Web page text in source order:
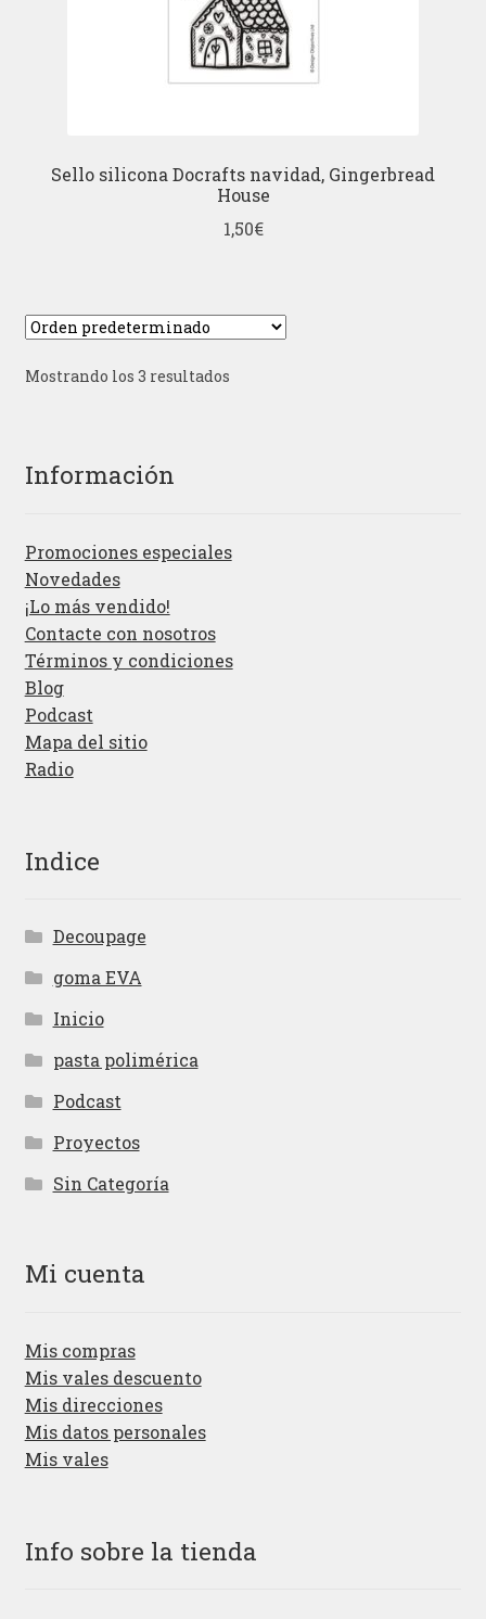
Sello silicona Docrafts navidad, Gingerbread
House
1,50€
Mostrando los 3 resultados
Información
Promociones especiales
Novedades
¡Lo más vendido!
Contacte con nosotros
Términos y condiciones
Blog
Podcast
Mapa del sitio
Radio
Indice
Decoupage
goma EVA
Inicio
pasta polimérica
Podcast
Proyectos
Sin Categoría
Mi cuenta
Mis compras
Mis vales descuento
Mis direcciones
Mis datos personales
Mis vales
Info sobre la tienda